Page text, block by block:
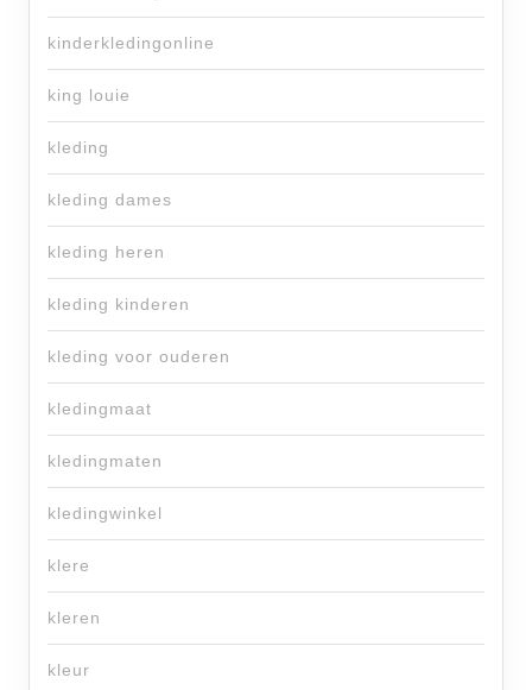
kinderkledingonline
king louie
kleding
kleding dames
kleding heren
kleding kinderen
kleding voor ouderen
kledingmaat
kledingmaten
kledingwinkel
klere
kleren
kleur